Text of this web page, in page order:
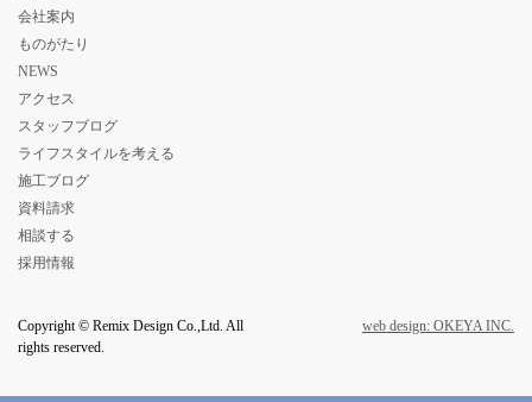
会社案内
ものがたり
NEWS
アクセス
スタッフブログ
ライフスタイルを考える
施工ブログ
資料請求
相談する
採用情報
Copyright © Remix Design Co.,Ltd. All
rights reserved.
web design: OKEYA INC.